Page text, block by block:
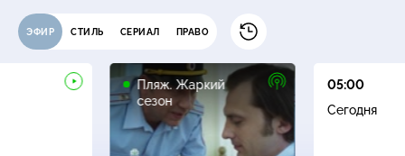
ЭФИР СТИЛЬ СЕРИАЛ ПРАВО
Пляж. Жаркий
сезон
16+
05:00
Сегодня